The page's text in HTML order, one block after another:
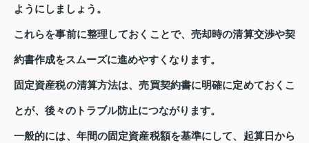
ようにしましょう。
これらを事前に整理しておくことで、売却時の清算交渉や契
約書作成をスムーズに進めやすくなります。
固定資産税の清算方法は、売買契約書に明確に定めておくこ
とが、後々のトラブル防止につながります。
一般的には、年間の固定資産税額を基準にして、起算日から